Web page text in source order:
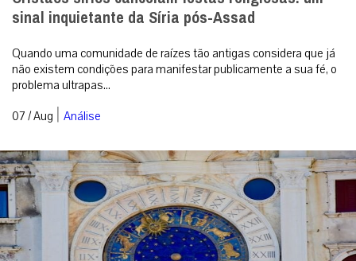
sinal inquietante da Síria pós-Assad
Quando uma comunidade de raízes tão antigas considera que já
não existem condições para manifestar publicamente a sua fé, o
problema ultrapas...
07 / Aug | Análise